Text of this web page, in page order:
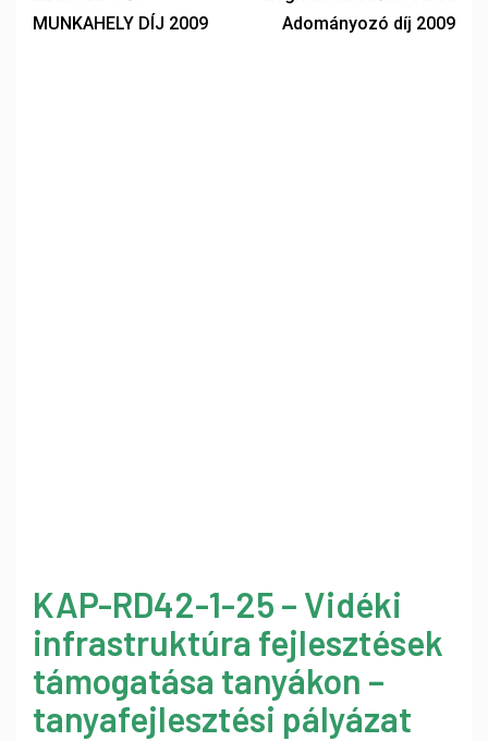
MUNKAHELY DÍJ 2009
Adományozó díj 2009
KAP-RD42-1-25 – Vidéki
infrastruktúra fejlesztések
támogatása tanyákon –
tanyafejlesztési pályázat